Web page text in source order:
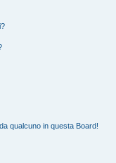
qualcuno in questa Board!